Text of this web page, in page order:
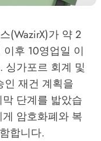
(WazirX)가 약 2
후 10영업일 이
싱가포르 회계 및
인 재건 계획을
단계를 밟았습
암호화폐와 복
합니다.